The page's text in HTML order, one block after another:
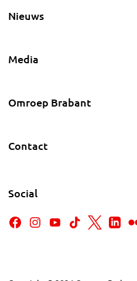
Nieuws
Media
Omroep Brabant
Contact
Social